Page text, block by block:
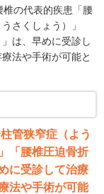
の代表的疾患「腰
さくしょう）」
は、早めに受診し
法や手術が可能と
管狭窄症（よう
「腰椎圧迫骨折
に受診して治療
法や手術が可能